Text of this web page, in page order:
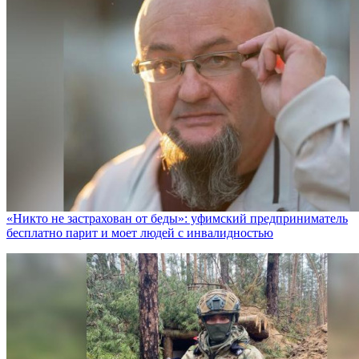
«Никто не заcтрахован от беды»: уфимский предприниматель
бесплатно парит и моет людей с инвалидностью